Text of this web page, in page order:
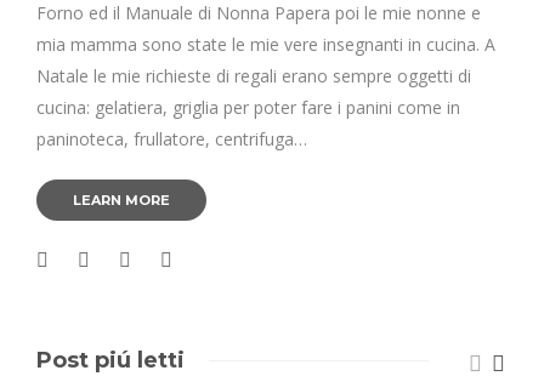
Forno ed il Manuale di Nonna Papera poi le mie nonne e
mia mamma sono state le mie vere insegnanti in cucina. A
Natale le mie richieste di regali erano sempre oggetti di
cucina: gelatiera, griglia per poter fare i panini come in
paninoteca, frullatore, centrifuga…
LEARN MORE
Post piú letti